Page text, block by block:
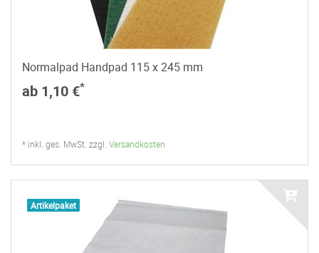
Normalpad Handpad 115 x 245 mm
ab 1,10 €*
* inkl. ges. MwSt. zzgl. Versandkosten
Artikelpaket